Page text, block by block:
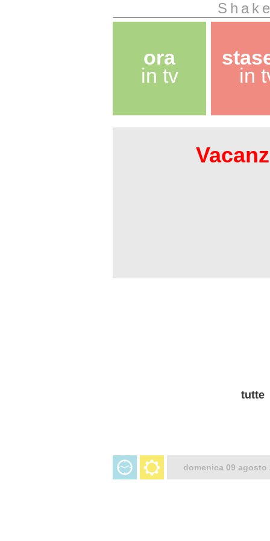
ora
in tv
in
tutte
domenica 09 agosto